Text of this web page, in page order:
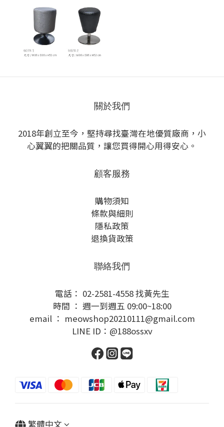
關於我們
2018年創立至今，堅持尋找臺灣在地優質廠商，小
心翼翼的把關品質，讓您買得開心用得安心。
顧客服務
購物須知
條款與細則
隱私政策
退換貨政策
聯絡我們
電話： 02-2581-4558 找黃先生
時間 ： 週一到週五 09:00~18:00
email ： meowshop20210111@gmail.com
LINE ID：@188ossxv
繁體中文